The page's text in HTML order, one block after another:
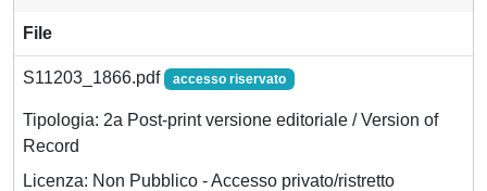
File
S11203_1866.pdf accesso riservato
Tipologia: 2a Post-print versione editoriale / Version of
Record
Licenza: Non Pubblico - Accesso privato/ristretto